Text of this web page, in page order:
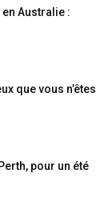
Australie :
que vous n’êtes
pour un été